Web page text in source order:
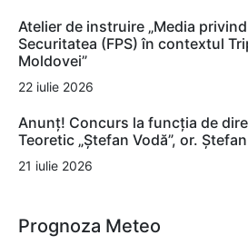
Atelier de instruire „Media
Securitatea (FPS) în contextul
Moldovei”
22 iulie 2026
Anunț! Concurs la funcția de
Teoretic „Ștefan Vodă”, or.
21 iulie 2026
Prognoza Meteo